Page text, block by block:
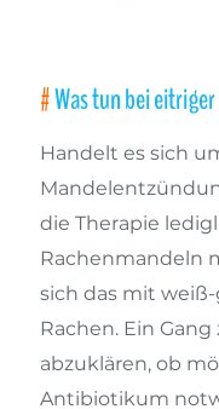
Was tun bei
Handelt es sich
die Therapie
Rachenmandeln
sich das mit
Rachen. Ein
abzuklären, ob
Antibiotikum